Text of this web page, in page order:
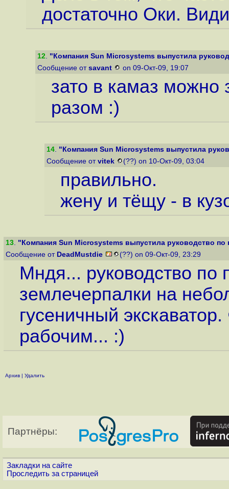
достаточно Оки.
12. "Компания Sun Microsystems выпустила
Сообщение от savant on 09-Окт-09, 19:07
зато в камаз можно
разом :)
14. "Компания Sun Microsystems выпустила
Сообщение от vitek (??) on 10-Окт-09, 03:04
правильно.
жену и тёщу - в
13. "Компания Sun Microsystems выпустила руководство по
Сообщение от DeadMustdie (??) on 09-Окт-09, 23:29
Мндя... руководство по
землечерпалки на
гусеничный
рабочим... :)
Архив | Удалить
Партнёры:
Закладки на сайте
Проследить за страницей